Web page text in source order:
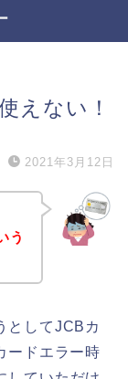
えない！
2021年3月12日
う
としてJCBカ
ードエラー時